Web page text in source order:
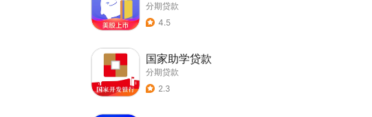
分期贷款
4.5
国家助学贷款
分期贷款
2.3